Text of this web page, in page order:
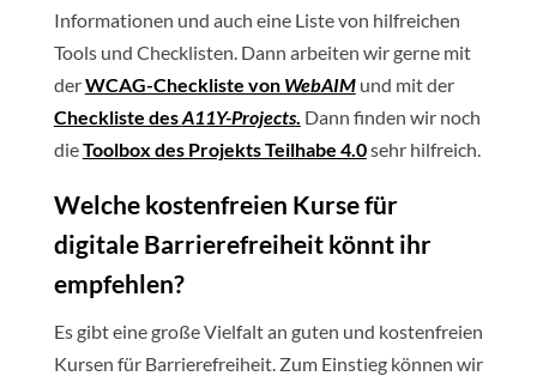
Informationen und auch eine Liste von hilfreichen
Tools und Checklisten. Dann arbeiten wir gerne mit
derWCAG-Checkliste von WebAIM und mit der
Checkliste desA11Y-Projects. Dann finden wir noch
dieToolbox des Projekts Teilhabe 4.0sehr hilfreich.
Welche kostenfreien Kurse für
digitale Barrierefreiheit könnt ihr
empfehlen?
Es gibt eine große Vielfalt an guten und kostenfreien
Kursen für Barrierefreiheit. Zum Einstieg können wir